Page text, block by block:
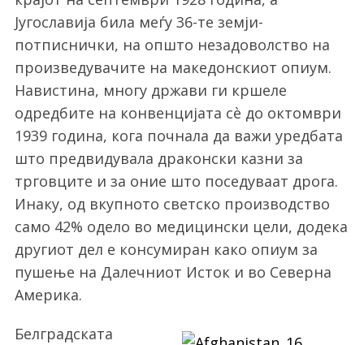
Југославија била меѓу 36-те земји-
потписнички, на општо незадоволство на
произведувачите на македонскиот опиум.
Навистина, многу држави ги кршеле
одредбите на конвенцијата сè до октомври
1939 година, кога почнала да важи уредбата
што предвидувала драконски казни за
трговците и за оние што поседуваат дрога.
Инаку, од вкупното светско производство
само 42% одело во медицински цели, додека
другиот дел е консумиран како опиум за
пушење на Далечниот Исток и во Северна
Америка.
Белградската